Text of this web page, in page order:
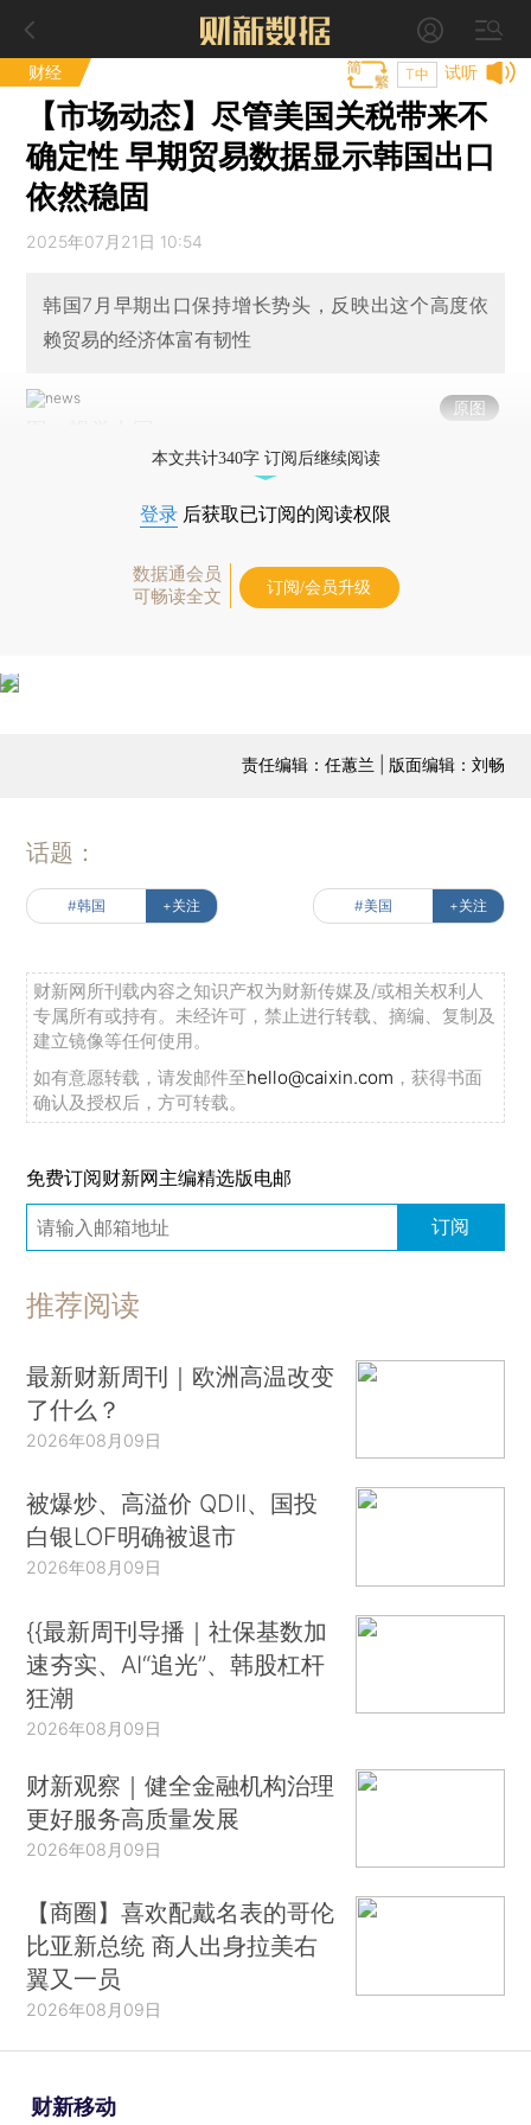
财经 试听
T中
【市场动态】尽管美国关税带来不
确定性 早期贸易数据显示韩国出口
依然稳固
2025年07月21日 10:54
韩国7月早期出口保持增长势头，反映出这个高度依
赖贸易的经济体富有韧性
原图
本文共计340字 订阅后继续阅读
登录 后获取已订阅的阅读权限
数据通会员
可畅读全文
订阅/会员升级
责任编辑：任蕙兰 | 版面编辑：刘畅
话题：
#韩国 +关注 #美国 +关注
财新网所刊载内容之知识产权为财新传媒及/或相关权利人
专属所有或持有。未经许可，禁止进行转载、摘编、复制及
建立镜像等任何使用。
如有意愿转载，请发邮件至hello@caixin.com ，获得书面
确认及授权后，方可转载。
免费订阅财新网主编精选版电邮
订阅
推荐阅读
最新财新周刊｜欧洲高温改变
了什么？
2026年08月09日
被爆炒、高溢价 QDII、国投
白银LOF明确被退市
2026年08月09日
{{最新周刊导播｜社保基数加
速夯实、AI“追光”、韩股杠杆
狂潮
2026年08月09日
财新观察｜健全金融机构治理
更好服务高质量发展
2026年08月09日
【商圈】喜欢配戴名表的哥伦
比亚新总统 商人出身拉美右
翼又一员
2026年08月09日
财新移动